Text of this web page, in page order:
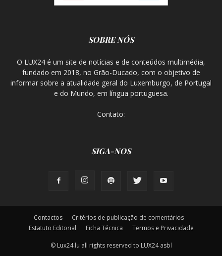
SOBRE NÓS
O LUX24 é um site de notícias e de conteúdos multimédia,
fundado em 2018, no Grão-Ducado, com o objetivo de
informar sobre a atualidade geral do Luxemburgo, de Portugal
e do Mundo, em língua portuguesa.
Contato:
SIGA-NOS
Contactos
Critérios de publicação de comentários
Estatuto Editorial
Ficha Técnica Termos e Privacidade
© Lux24.lu all rights reserved to LUX24 asbl